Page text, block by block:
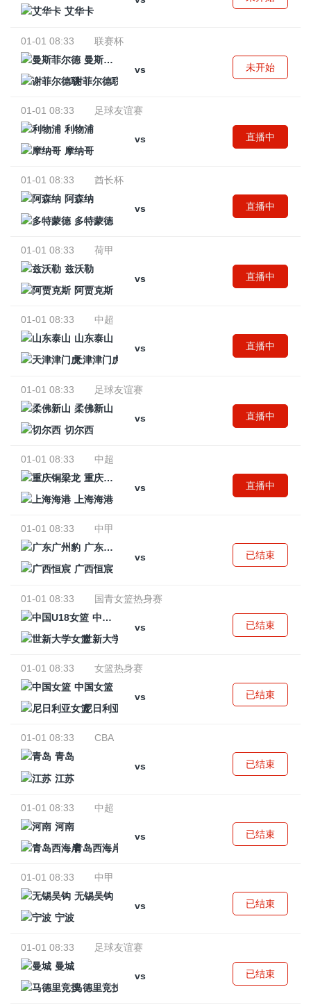
艾华卡
01-01 08:33
联赛杯
曼斯菲尔德
vs
谢菲尔德联
未开始
01-01 08:33
足球友谊赛
利物浦
vs
摩纳哥
直播中
01-01 08:33
酋长杯
阿森纳
vs
多特蒙德
直播中
01-01 08:33
荷甲
兹沃勒
vs
阿贾克斯
直播中
01-01 08:33
中超
山东泰山
vs
天津津门虎
直播中
01-01 08:33
足球友谊赛
柔佛新山
vs
切尔西
直播中
01-01 08:33
中超
重庆铜梁龙
vs
上海海港
直播中
01-01 08:33
中甲
广东广州豹
vs
广西恒宸
已结束
01-01 08:33
国青女篮热身赛
中国U18女篮
vs
世新大学女篮
已结束
01-01 08:33
女篮热身赛
中国女篮
vs
尼日利亚女篮
已结束
01-01 08:33
CBA
青岛
vs
江苏
已结束
01-01 08:33
中超
河南
vs
青岛西海岸
已结束
01-01 08:33
中甲
无锡吴钩
vs
宁波
已结束
01-01 08:33
足球友谊赛
曼城
vs
马德里竞技
已结束